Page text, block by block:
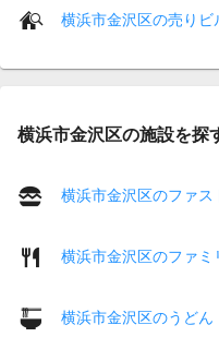
横浜市金沢区の売り
横浜市金沢区の施設を探
横浜市金沢区のファス
横浜市金沢区のファミ
横浜市金沢区のうどん